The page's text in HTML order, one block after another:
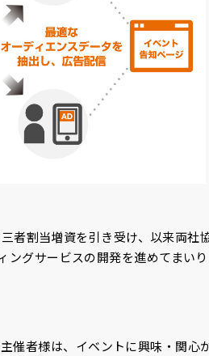
者割当増資を引き受け、以来両社
グサービスの開発を進めてまいり
催者様は、イベントに興味・関心